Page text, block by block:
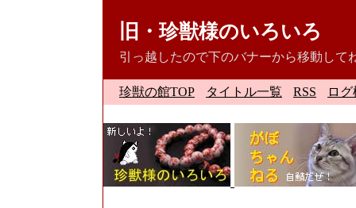
旧・珍獣様のいろいろ
引っ越したので下のバナーから移動して
珍獣の館TOP タイトル一覧 RSS ロ